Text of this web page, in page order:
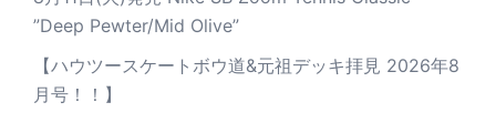
”Deep Pewter/Mid Olive”
【ハウツースケートボウ道&元祖デッキ拝見 2026年8
月号！！】